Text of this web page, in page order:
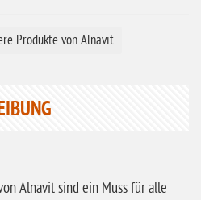
Produkte von Alnavit
Alnavit sind ein Muss für alle